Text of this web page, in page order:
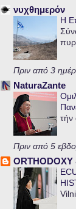
νυχθημερόν
Η
Πριν από 3
NaturaZante
τήν
Πριν από 5